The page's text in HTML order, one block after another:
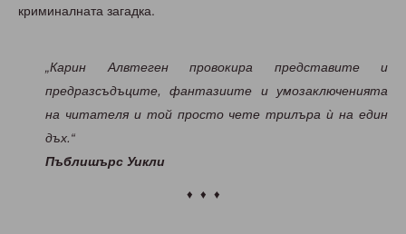
криминалната загадка.
„Карин Алвтеген провокира представите и
предразсъдъците, фантазиите и умозаключенията
на читателя и той просто чете трилъра ѝ на един
дъх.“
Пъблишърс Уикли
♦ ♦ ♦